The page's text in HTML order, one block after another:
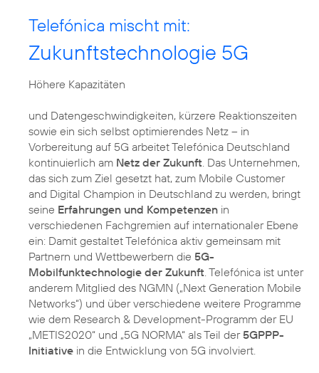
Telefónica mischt mit:
Zukunftstechnologie 5G
Höhere Kapazitäten
und Datengeschwindigkeiten, kürzere Reaktionszeiten
sowie ein sich selbst optimierendes Netz – in
Vorbereitung auf 5G arbeitet Telefónica Deutschland
kontinuierlich am Netz der Zukunft . Das Unternehmen,
das sich zum Ziel gesetzt hat, zum Mobile Customer
and Digital Champion in Deutschland zu werden, bringt
seine Erfahrungen und Kompetenzen in
verschiedenen Fachgremien auf internationaler Ebene
ein: Damit gestaltet Telefónica aktiv gemeinsam mit
Partnern und Wettbewerbern die 5G-
Mobilfunktechnologie der Zukunft . Telefónica ist unter
anderem Mitglied des NGMN („Next Generation Mobile
Networks“) und über verschiedene weitere Programme
wie dem Research & Development-Programm der EU
„METIS2020“ und „5G NORMA“ als Teil der5GPPP-
Initiative in die Entwicklung von 5G involviert.